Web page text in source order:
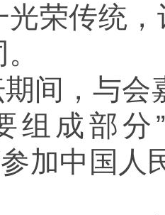
光荣传统
间，与会
组成部分
参加中国